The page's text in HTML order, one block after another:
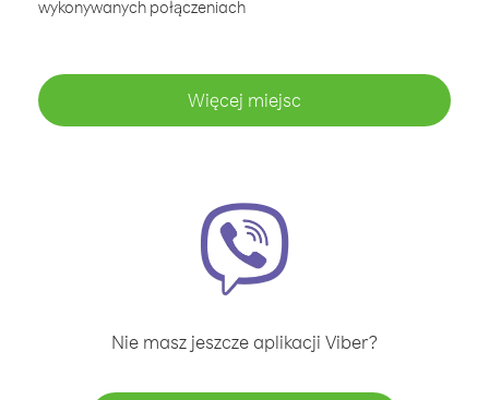
wykonywanych połączeniach
Więcej miejsc
Nie masz jeszcze aplikacji Viber?